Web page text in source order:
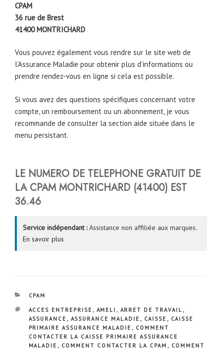
CPAM
36 rue de Brest
41400MONTRICHARD
Vous pouvez également vous rendre sur le site web de
l’Assurance Maladie pour obtenir plus d’informations ou
prendre rendez-vous en ligne si cela est possible.
Si vous avez des questions spécifiques concernant votre
compte, un remboursement ou un abonnement, je vous
recommande de consulter la section aide située dans le
menu persistant.
LE NUMERO DE TELEPHONE GRATUIT DE
LA CPAMMONTRICHARD (41400) EST
36.46
Service indépendant :Assistance non affiliée aux marques.
En savoir plus
CATÉGORIES
CPAM
ÉTIQUETTES
ACCES ENTREPRISE , AMELI , ARRET DE TRAVAIL ,
ASSURANCE , ASSURANCE MALADIE , CAISSE , CAISSE
PRIMAIRE ASSURANCE MALADIE , COMMENT
CONTACTER LA CAISSE PRIMAIRE ASSURANCE
MALADIE , COMMENT CONTACTER LA CPAM , COMMENT